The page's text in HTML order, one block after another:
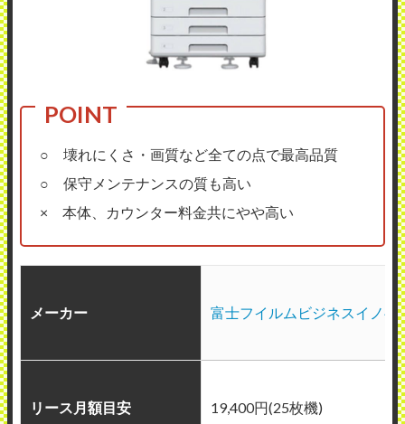
○ 壊れにくさ・画質など全ての点で最高品質
○ 保守メンテナンスの質も高い
× 本体、カウンター料金共にやや高い
メーカー 富士フイルムビジネスイノベ
リース月額目安 19,400円(25枚機)